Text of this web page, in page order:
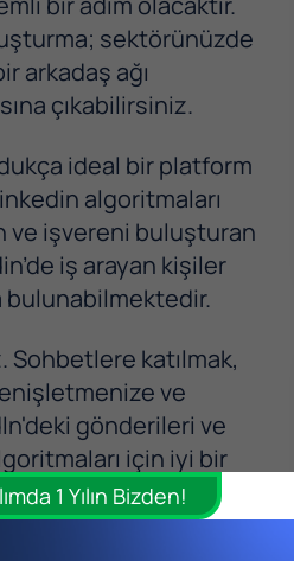
sektörünüzde
arkadaş ağı
çıkabilirsiniz.
ideal bir platform
algoritmaları
ve işvereni buluşturan
iş arayan kişiler
katılmak,
ve
gönderileri ve
için iyi bir
çalışacaktır.
1 Yılın Bizden!